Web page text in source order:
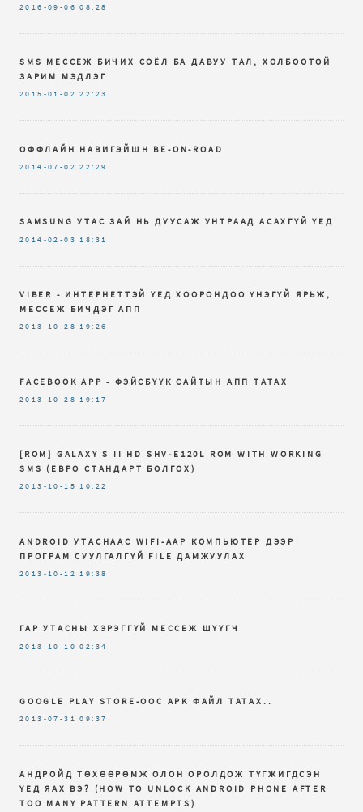
2016-09-06 08:28
SMS МЕССЕЖ БИЧИХ СОЁЛ БА ДАВУУ ТАЛ, ХОЛБООТОЙ
ЗАРИМ МЭДЛЭГ
2015-01-02 22:23
ОФФЛАЙН НАВИГЭЙШН BE-ON-ROAD
2014-07-02 22:29
SAMSUNG УТАС ЗАЙ НЬ ДУУСАЖ УНТРААД АСАХГҮЙ ҮЕД
2014-02-03 18:31
VIBER - ИНТЕРНЕТТЭЙ ҮЕД ХООРОНДОО ҮНЭГҮЙ ЯРЬЖ,
МЕССЕЖ БИЧДЭГ АПП
2013-10-28 19:26
FACEBOOK APP - ФЭЙСБҮҮК САЙТЫН АПП ТАТАХ
2013-10-28 19:17
[ROM] GALAXY S II HD SHV-E120L ROM WITH WORKING
SMS (ЕВРО СТАНДАРТ БОЛГОХ)
2013-10-15 10:22
ANDROID УТАСНААС WIFI-ААР КОМПЬЮТЕР ДЭЭР
ПРОГРАМ СУУЛГАЛГҮЙ FILE ДАМЖУУЛАХ
2013-10-12 19:38
ГАР УТАСНЫ ХЭРЭГГҮЙ МЕССЕЖ ШҮҮГЧ
2013-10-10 02:34
GOOGLE PLAY STORE-ООС APK ФАЙЛ ТАТАХ..
2013-07-31 09:37
АНДРОЙД ТӨХӨӨРӨМЖ ОЛОН ОРОЛДОЖ ТҮГЖИГДСЭН
ҮЕД ЯАХ ВЭ? (HOW TO UNLOCK ANDROID PHONE AFTER
TOO MANY PATTERN ATTEMPTS)